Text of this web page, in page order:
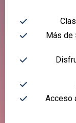
Más de
Acceso